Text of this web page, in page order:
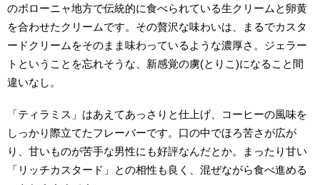
のボローニャ地方で伝統的に食べられている生クリームと卵黄
を合わせたクリームです。その贅沢な味わいは、まるでカスタ
ードクリームをそのまま味わっているような濃厚さ。ジェラー
トということを忘れそうな、新感覚の虜(とりこ)になること間
違いなし。
「ティラミス」はあえてあっさりと仕上げ、コーヒーの風味を
しっかり際立てたフレーバーです。口の中でほろ苦さが広が
り、甘いものが苦手な男性にも好評なんだとか。まったり甘い
「リッチカスタード」との相性も良く、混ぜながら食べ進める